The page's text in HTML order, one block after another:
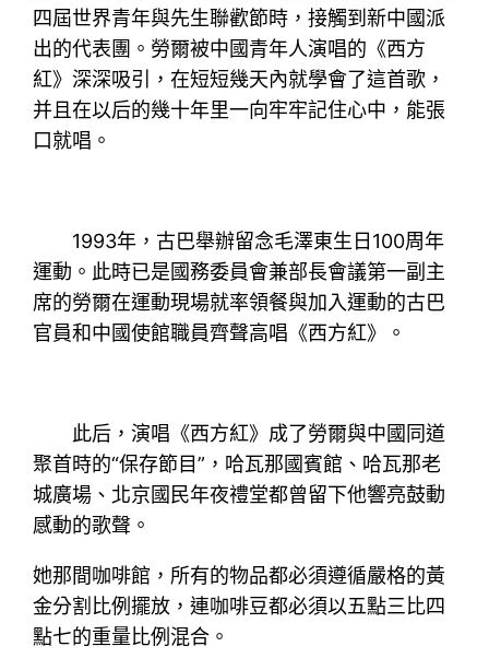
四屆世界青年與先生聯歡節時，接觸到新中國派
出的代表團。勞爾被中國青年人演唱的《西方
紅》深深吸引，在短短幾天內就學會了這首歌，
并且在以后的幾十年里一向牢牢記住心中，能張
口就唱。
1993年，古巴舉辦留念毛澤東生日100周年
運動。此時已是國務委員會兼部長會議第一副主
席的勞爾在運動現場就率領餐與加入運動的古巴
官員和中國使館職員齊聲高唱《西方紅》。
此后，演唱《西方紅》成了勞爾與中國同道
聚首時的“保存節目”，哈瓦那國賓館、哈瓦那老
城廣場、北京國民年夜禮堂都曾留下他響亮鼓動
感動的歌聲。
她那間咖啡館，所有的物品都必須遵循嚴格的黃
金分割比例擺放，連咖啡豆都必須以五點三比四
點七的重量比例混合。